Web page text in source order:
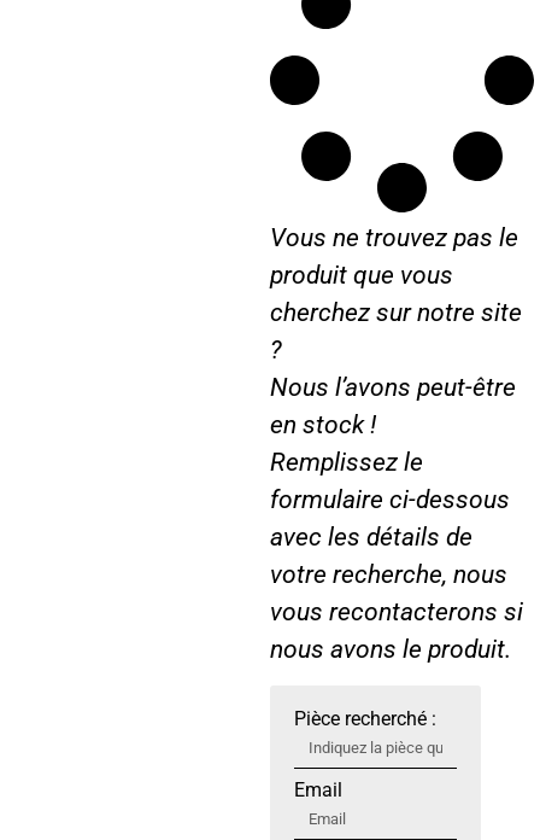
Vous ne trouvez pas le
produit que vous
cherchez sur notre site
?
Nous l’avons peut-être
en stock !
Remplissez le
formulaire ci-dessous
avec les détails de
votre recherche, nous
vous recontacterons si
nous avons le produit.
Pièce recherché :
Email